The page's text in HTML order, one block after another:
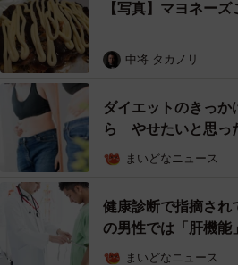
【写真】マヨネー
中将 タカノリ
ダイエットのきっ
ら やせたいと思っ
まいどなニュース
健康診断で指摘さ
の男性では「肝機能
まいどなニュース